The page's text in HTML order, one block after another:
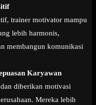
trainer motivator mampu
lebih harmonis,
membangun komunikasi
Karyawan
diberikan motivasi
Mereka lebih